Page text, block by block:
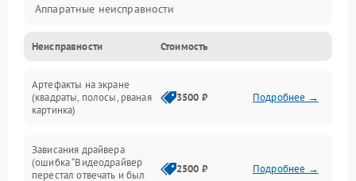
Аппаратные неисправности
Перегрев и термопроблемы
Видео
Интерфейсные и коммуникационные проблемы
Неисправности Стоимость
Артефакты на экране
(квадраты, полосы, рваная
картинка)
3500 ₽ Подробнее →
Зависания драйвера
(ошибка “Видеодрайвер
перестал отвечать и был
2500 ₽ Подробнее →